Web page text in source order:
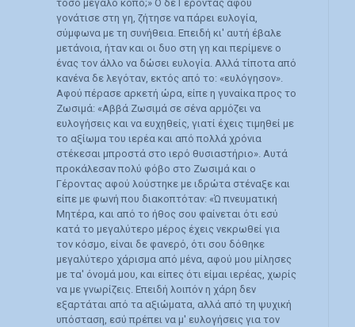
τόσο μεγάλο κόπο;» Ο δε Γέροντας αφού
γονάτισε στη γη, ζήτησε να πάρει ευλογία,
σύμφωνα με τη συνήθεια. Επειδή κι' αυτή έβαλε
μετάνοια, ήταν και οι δυο στη γη και περίμενε ο
ένας τον άλλο να δώσει ευλογία. Αλλά τίποτα από
κανένα δε λεγόταν, εκτός από το: «ευλόγησον».
Αφού πέρασε αρκετή ώρα, είπε η γυναίκα προς το
Ζωσιμά: «Αββά Ζωσιμά σε σένα αρμόζει να
ευλογήσεις και να ευχηθείς, γιατί έχεις τιμηθεί με
το αξίωμα του ιερέα και από πολλά χρόνια
στέκεσαι μπροστά στο ιερό θυσιαστήριο». Αυτά
προκάλεσαν πολύ φόβο στο Ζωσιμά και ο
Γέροντας αφού λούστηκε με ιδρώτα στέναξε και
είπε με φωνή που διακοπτόταν: «Ώ πνευματική
Μητέρα, και από το ήθος σου φαίνεται ότι εσύ
κατά το μεγαλύτερο μέρος έχεις νεκρωθεί για
τον κόσμο, είναι δε φανερό, ότι σου δόθηκε
μεγαλύτερο χάρισμα από μένα, αφού μου μίλησες
με τα' όνομά μου, και είπες ότι είμαι ιερέας, χωρίς
να με γνωρίζεις. Επειδή λοιπόν η χάρη δεν
εξαρτάται από τα αξιώματα, αλλά από τη ψυχική
υπόσταση, εσύ πρέπει να μ' ευλογήσεις για τον